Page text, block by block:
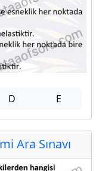
D E
Ara Sınavı